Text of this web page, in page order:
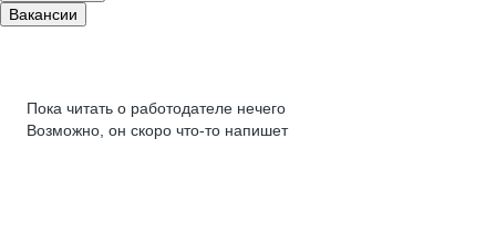
Вакансии
Пока читать о работодателе нечего
Возможно, он скоро что‑то напишет